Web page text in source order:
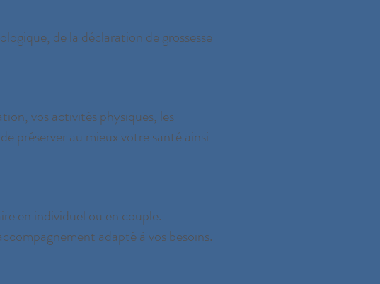
de la déclaration de grossesse
vos activités physiques, les
préserver au mieux votre santé ainsi
en individuel ou en couple.
adapté à vos besoins.